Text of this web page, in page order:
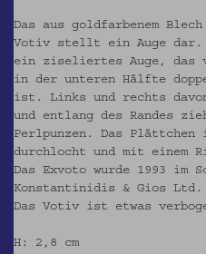
Das aus goldfarbenem
Votiv stellt ein Auge
ein ziseliertes Auge, das
in der unteren Hälfte
ist. Links und rechts
und entlang des Randes
Perlpunzen. Das
durchlocht und mit einem
Das Exvoto wurde 1993 im
Konstantinidis & Gios Ltd.
Das Votiv ist etwas
H: 2,8 cm